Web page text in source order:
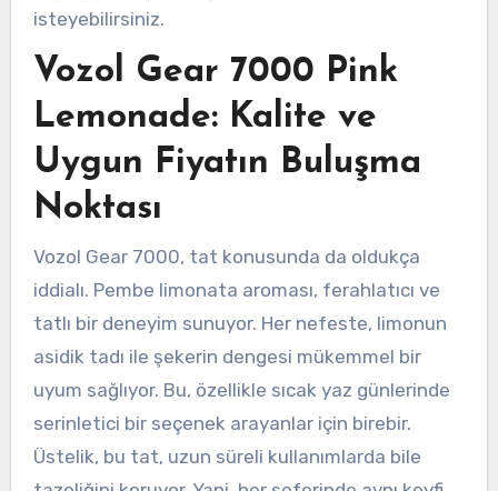
isteyebilirsiniz.
Vozol Gear 7000 Pink
Lemonade: Kalite ve
Uygun Fiyatın Buluşma
Noktası
Vozol Gear 7000, tat konusunda da oldukça
iddialı. Pembe limonata aroması, ferahlatıcı ve
tatlı bir deneyim sunuyor. Her nefeste, limonun
asidik tadı ile şekerin dengesi mükemmel bir
uyum sağlıyor. Bu, özellikle sıcak yaz günlerinde
serinletici bir seçenek arayanlar için birebir.
Üstelik, bu tat, uzun süreli kullanımlarda bile